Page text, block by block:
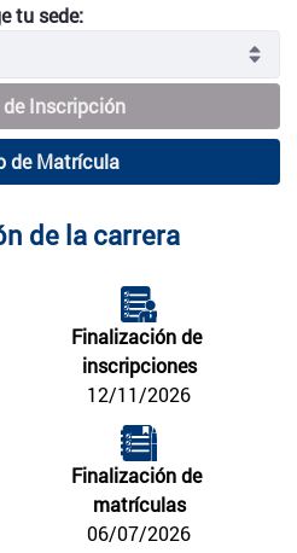
tu sede:
de Inscripción
de Matrícula
de la carrera
Finalización de
inscripciones
12/11/2026
Finalización de
matrículas
06/07/2026